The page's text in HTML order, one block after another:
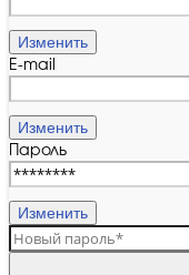
Изменить
E-mail
Изменить
Пароль
Изменить